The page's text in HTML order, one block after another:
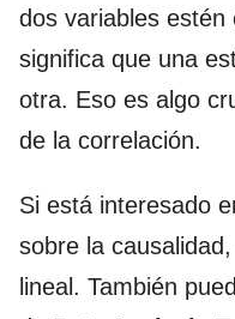
dos variables estén
significa que una
otra. Eso es algo
de la correlación.
Si está interesado
sobre la
lineal. También